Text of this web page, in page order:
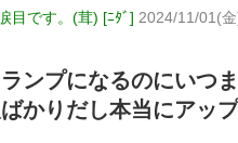
目です。(茸) [ﾆﾀﾞ] 2024/11/01(
ンプになるのにいつ
かりだし本当にアッ